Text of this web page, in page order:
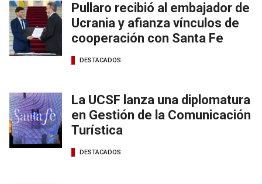
Pullaro recibió al embajador de
Ucrania y afianza vínculos de
cooperación con Santa Fe
DESTACADOS
La UCSF lanza una diplomatura
en Gestión de la Comunicación
Turística
DESTACADOS